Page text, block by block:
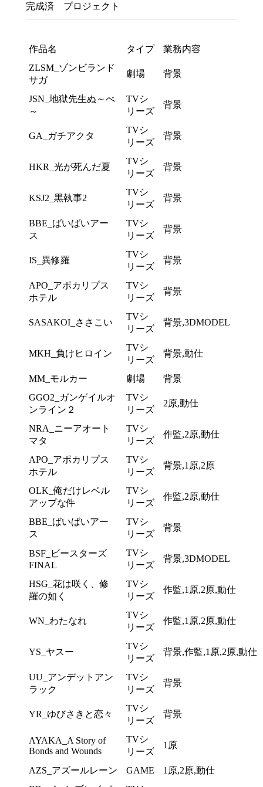
完成済 プロジェクト
作品名 タイプ
業務内容
ZLSM_ゾンビランド
サガ
劇場 背景
JSN_地獄先生ぬ～べ
～
TVシ
リーズ
背景
GA_ガチアクタ
TVシ
リーズ
背景
HKR_光が死んだ夏
TVシ
リーズ
背景
KSJ2_黒執事2
TVシ
リーズ
背景
BBE_ばいばいアー
ス
TVシ
リーズ
背景
IS_異修羅
TVシ
リーズ
背景
APO_アポカリプス
ホテル
TVシ
リーズ
背景
SASAKOI_ささこい
TVシ
リーズ
背景,3DMODEL
MKH_負けヒロイン
TVシ
リーズ
背景,動仕
MM_モルカー 劇場
背景
GGO2_ガンゲイルオ
ンライン２
TVシ
リーズ
2原,動仕
NRA_ニーアオート
マタ
TVシ
リーズ
作監,2原,動仕
APO_アポカリプス
ホテル
TVシ
リーズ
背景,1原,2原
OLK_俺だけレベル
アップな件
TVシ
リーズ
作監,2原,動仕
BBE_ばいばいアー
ス
TVシ
リーズ
背景
BSF_ビースターズ
FINAL
TVシ
リーズ
背景,3DMODEL
HSG_花は咲く、修
羅の如く
TVシ
リーズ
作監,1原,2原,動仕
WN_わたなれ
TVシ
リーズ
作監,1原,2原,動仕
YS_ヤスー
TVシ
リーズ
背景,作監,1原,2原,動仕
UU_アンデットアン
ラック
TVシ
リーズ
背景
YR_ゆびさきと恋々
TVシ
リーズ
背景
AYAKA_A Story of
Bonds and Wounds
TVシ
リーズ
1原
AZS_アズールレーン GAME
1原,2原,動仕